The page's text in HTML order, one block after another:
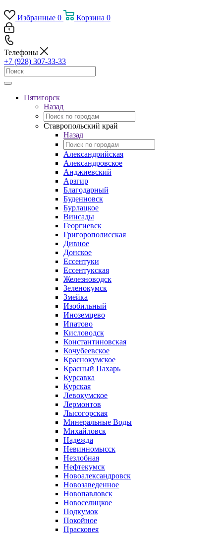
Избранные 0 Корзина 0
Телефоны
+7 (928) 307-33-33
Пятигорск
Назад
Ставропольский край
Назад
Александрийская
Александровское
Анджиевский
Арзгир
Благодарный
Буденновск
Бурлацкое
Винсады
Георгиевск
Григорополисская
Дивное
Донское
Ессентуки
Ессентукская
Железноводск
Зеленокумск
Змейка
Изобильный
Иноземцево
Ипатово
Кисловодск
Константиновская
Кочубеевское
Краснокумское
Красный Пахарь
Курсавка
Курская
Левокумское
Лермонтов
Лысогорская
Минеральные Воды
Михайловск
Надежда
Невинномысск
Незлобная
Нефтекумск
Новоалександровск
Новозаведенное
Новопавловск
Новоселицкое
Подкумок
Покойное
Прасковея